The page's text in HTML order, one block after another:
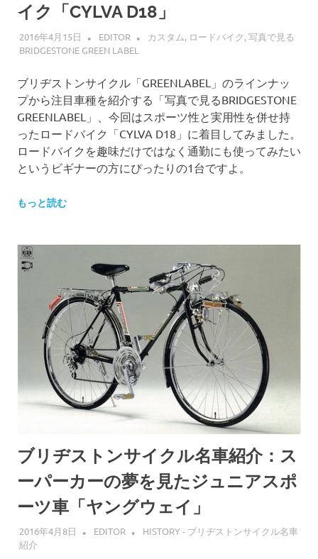
イク「CYLVA D18」
2016年4月15日 EDITOR カスタム, ロードバイク,写真で見る
BRIDGESTONE GREEN LABEL
ブリヂストンサイクル「GREENLABEL」のラインナッ
プから注目車種を紹介する「写真で見るBRIDGESTONE
GREENLABEL」、今回はスポーツ性と実用性を併せ持
ったロードバイク「CYLVA D18」に着目してみました。
ロードバイクを趣味だけではなく通勤にも使ってみたい
というビギナーの方にぴったりの1台ですよ。
もっと読む
ブリヂストンサイクル名車紹介：ス
ーパーカーの夢を見たジュニアスポ
ーツ車「ヤングウェイ」
2016年4月8日 EDITOR
HISTORY - ブリヂストンサイクル名車
紹介